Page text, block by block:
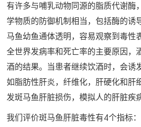
有许多与哺乳动物同源的脂质代谢酶
学物质的防御机制相当，包括酶的诱
马鱼幼鱼通体透明，容易观察到毒性
全世界发病率和死亡率的主要原因，
酒的结果。当患者继续饮酒时，会诱
如脂肪性肝炎，纤维化，肝硬化和肝
发斑马鱼肝脏损伤，模拟人的肝脏疾
我们评价斑马鱼肝脏毒性有4个指标